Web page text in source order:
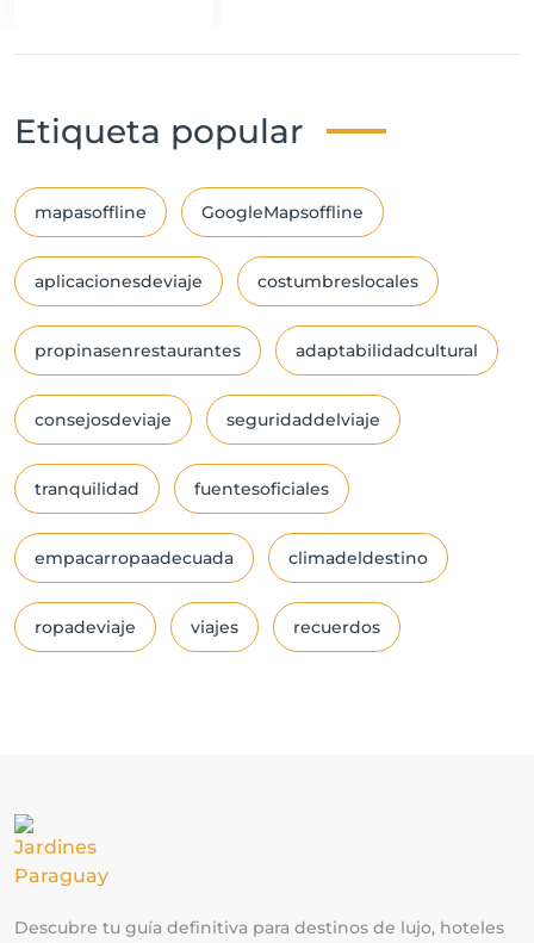
Etiqueta popular
mapasoffline GoogleMapsoffline
aplicacionesdeviaje costumbreslocales
propinasenrestaurantes adaptabilidadcultural
consejosdeviaje seguridaddelviaje
tranquilidad fuentesoficiales
empacarropaadecuada climadeldestino
ropadeviaje viajes recuerdos
Descubre tu guía definitiva para destinos de lujo, hoteles